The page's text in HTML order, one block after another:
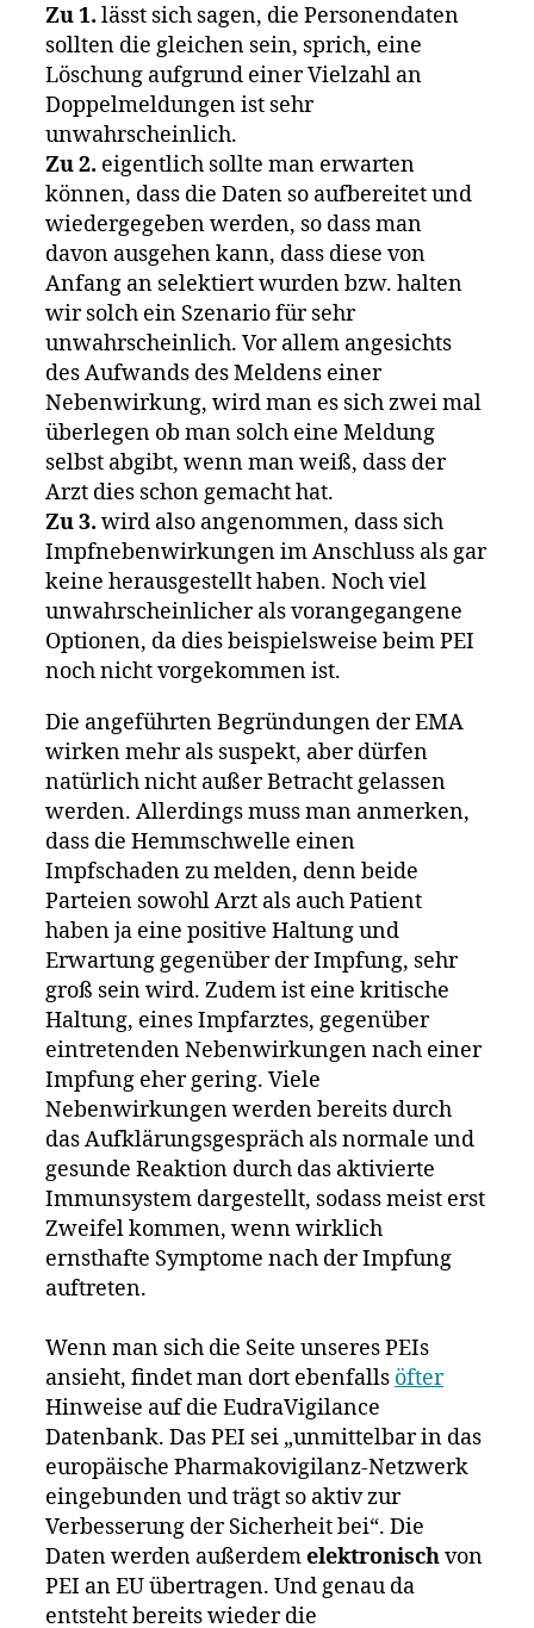
Zu 1. lässt sich sagen, die Personendaten
sollten die gleichen sein, sprich, eine
Löschung aufgrund einer Vielzahl an
Doppelmeldungen ist sehr
unwahrscheinlich.
Zu 2. eigentlich sollte man erwarten
können, dass die Daten so aufbereitet und
wiedergegeben werden, so dass man
davon ausgehen kann, dass diese von
Anfang an selektiert wurden bzw. halten
wir solch ein Szenario für sehr
unwahrscheinlich. Vor allem angesichts
des Aufwands des Meldens einer
Nebenwirkung, wird man es sich zwei mal
überlegen ob man solch eine Meldung
selbst abgibt, wenn man weiß, dass der
Arzt dies schon gemacht hat.
Zu 3. wird also angenommen, dass sich
Impfnebenwirkungen im Anschluss als gar
keine herausgestellt haben. Noch viel
unwahrscheinlicher als vorangegangene
Optionen, da dies beispielsweise beim PEI
noch nicht vorgekommen ist.
Die angeführten Begründungen der EMA
wirken mehr als suspekt, aber dürfen
natürlich nicht außer Betracht gelassen
werden. Allerdings muss man anmerken,
dass die Hemmschwelle einen
Impfschaden zu melden, denn beide
Parteien sowohl Arzt als auch Patient
haben ja eine positive Haltung und
Erwartung gegenüber der Impfung, sehr
groß sein wird. Zudem ist eine kritische
Haltung, eines Impfarztes, gegenüber
eintretenden Nebenwirkungen nach einer
Impfung eher gering. Viele
Nebenwirkungen werden bereits durch
das Aufklärungsgespräch als normale und
gesunde Reaktion durch das aktivierte
Immunsystem dargestellt, sodass meist erst
Zweifel kommen, wenn wirklich
ernsthafte Symptome nach der Impfung
auftreten.
Wenn man sich die Seite unseres PEIs
ansieht, findet man dort ebenfalls öfter
Hinweise auf die EudraVigilance
Datenbank. Das PEI sei „unmittelbar in das
europäische Pharmakovigilanz-Netzwerk
eingebunden und trägt so aktiv zur
Verbesserung der Sicherheit bei“. Die
Daten werden außerdemelektronischvon
PEI an EU übertragen. Und genau da
entsteht bereits wieder die